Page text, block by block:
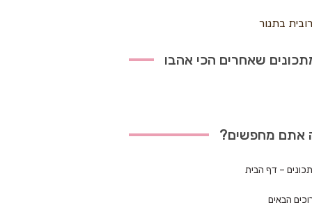
בתנור
שאחרים הכי אהבו
אתם מחפשים?
– דף הבית
הבאים